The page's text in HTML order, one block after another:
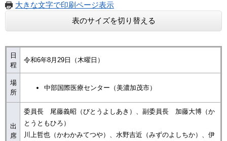
大きな文字で印刷ページ表示
表のサイズを切り替える
日
程
令和6年8月29日（木曜日）
場
所
中部国際医療センター（美濃加茂市）
出
席
委員長 尾藤義昭（びとうよしあき）、副委員長 加藤大博（か
とうともひろ）
川上哲也（かわかみてつや）、水野吉近（みずのよしちか）、伊